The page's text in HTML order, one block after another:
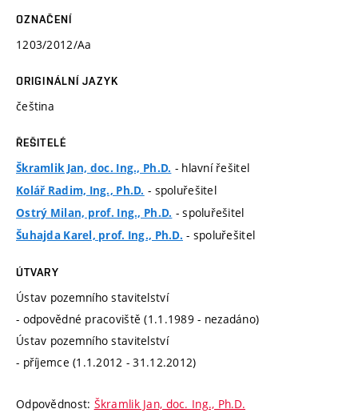
OZNAČENÍ
1203/2012/Aa
ORIGINÁLNÍ JAZYK
čeština
ŘEŠITELÉ
Škramlik Jan, doc. Ing., Ph.D. - hlavní řešitel
Kolář Radim, Ing., Ph.D. - spoluřešitel
Ostrý Milan, prof. Ing., Ph.D. - spoluřešitel
Šuhajda Karel, prof. Ing., Ph.D. - spoluřešitel
ÚTVARY
Ústav pozemního stavitelství
- odpovědné pracoviště (1.1.1989 - nezadáno)
Ústav pozemního stavitelství
- příjemce (1.1.2012 - 31.12.2012)
Odpovědnost: Škramlik Jan, doc. Ing., Ph.D.